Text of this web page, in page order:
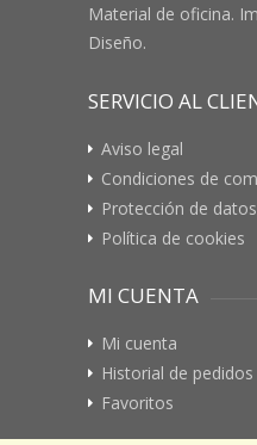
Material de oficina.
Diseño.
SERVICIO AL
Aviso legal
Condiciones de
Protección de datos
Política de cookies
MI CUENTA
Mi cuenta
Historial de pedidos
Favoritos